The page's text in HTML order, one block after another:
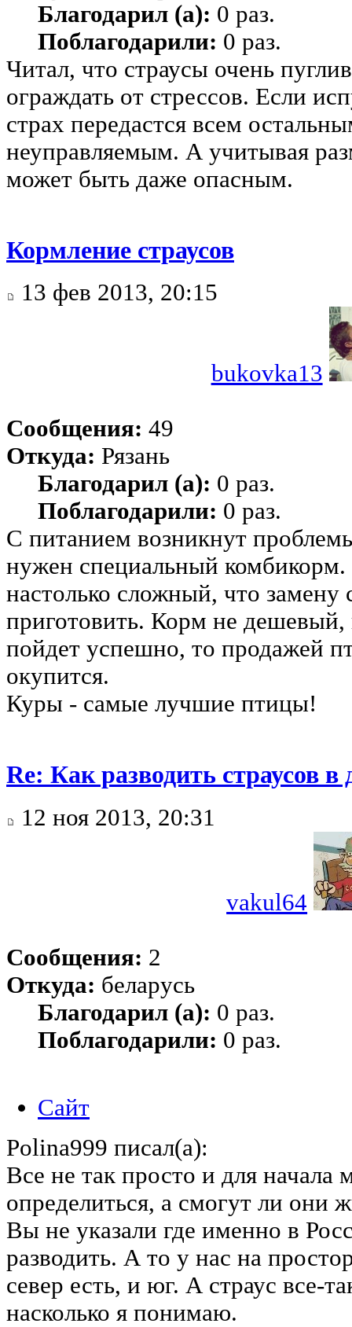
Благодарил (а): 0 раз.
Поблагодарили: 0 раз.
Читал, что страусы очень
ограждать от стрессов. Если
страх передастся всем
неуправляемым. А учитывая
может быть даже опасным.
Кормление страусов
13 фев 2013, 20:15
bukovka13
Сообщения: 49
Откуда: Рязань
Благодарил (а): 0 раз.
Поблагодарили: 0 раз.
С питанием возникнут
нужен специальный комбикорм.
настолько сложный, что замену
приготовить. Корм не дешевый,
пойдет успешно, то продажей
окупится.
Куры - самые лучшие птицы!
Re: Как разводить страусов
12 ноя 2013, 20:31
vakul64
Сообщения: 2
Откуда: беларусь
Благодарил (а): 0 раз.
Поблагодарили: 0 раз.
Сайт
Polina999 писал(а):
Все не так просто и для начала
определиться, а смогут ли они
Вы не указали где именно в
разводить. А то у нас на
север есть, и юг. А страус все-
насколько я понимаю.